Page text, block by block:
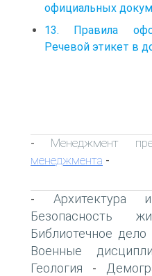
официальных
13. Правила
Речевой этикет в
- Менеджмент
менеджмента -
- Архитектура
Безопасность
Библиотечное дело
Военные
Геология -